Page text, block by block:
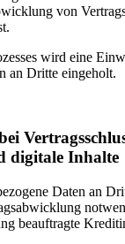
von
wird eine
an Dritte eingeholt.
digitale Inhalte
Daten an
beauftragte